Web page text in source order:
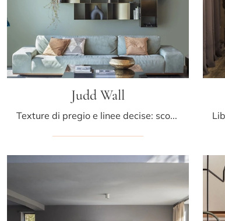
Judd Wall
Texture di pregio e linee decise: scopri la libreria Judd Wall di Mogg tra le più belle Librerie design sospese.